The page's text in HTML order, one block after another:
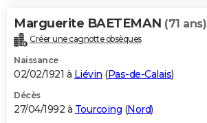
Marguerite BAETEMAN (71 ans)
Créer une cagnotte obsèques
Naissance
02/02/1921 à Liévin (Pas-de-Calais)
Décès
27/04/1992 à Tourcoing (Nord)